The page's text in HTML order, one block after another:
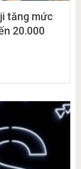
tăng mức
20.000